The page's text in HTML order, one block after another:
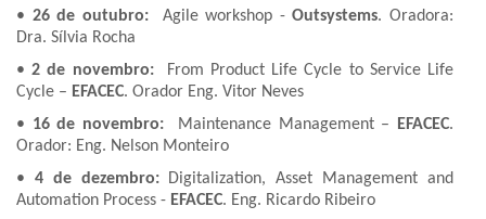
• 26 de outubro:Agile workshop -Outsystems. Oradora:
Dra. Sílvia Rocha
•2 de novembro:
From Product Life Cycle to Service Life
Cycle – EFACEC. Orador Eng. Vitor Neves
• 16 de novembro: Maintenance Management – EFACEC.
Orador: Eng. Nelson Monteiro
• 4 de dezembro:Digitalization, Asset Management and
Automation Process - EFACEC. Eng. Ricardo Ribeiro